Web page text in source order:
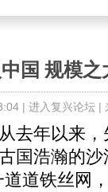
国 规模之
| 进入复兴论坛|
年以来，
国浩瀚的
道铁丝网